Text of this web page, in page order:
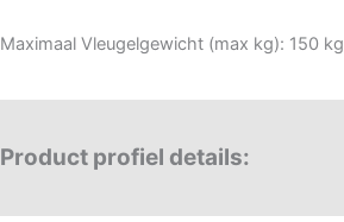
Maximaal Vleugelgewicht (max kg): 150 kg
Product profiel details: